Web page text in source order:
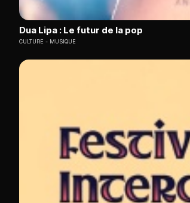
Dua Lipa : Le futur de la pop
CULTURE MUSIQUE